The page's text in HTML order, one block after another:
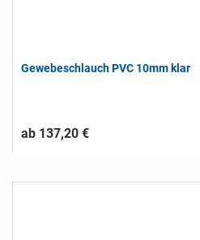
Gewebeschlauch PVC 10mm klar
ab 137,20 €